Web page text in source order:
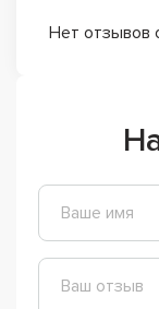
Нет отзывов